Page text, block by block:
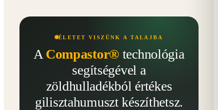
ÉLETET VISZÜNK A TALAJBA
A Compastor® technológia
segítségével a
zöldhulladékból értékes
gilisztahumuszt készíthetsz.